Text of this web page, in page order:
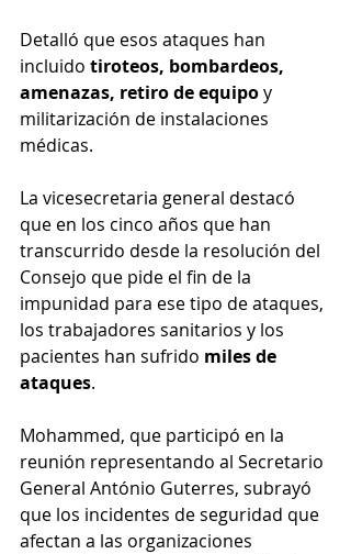
Detalló que esos ataques han
incluido tiroteos, bombardeos,
amenazas, retiro de equipo y
militarización de instalaciones
médicas.
La vicesecretaria general destacó
que en los cinco años que han
transcurrido desde la resolución del
Consejo que pide el fin de la
impunidad para ese tipo de ataques,
los trabajadores sanitarios y los
pacientes han sufrido miles de
ataques.
Mohammed, que participó en la
reunión representando al Secretario
General António Guterres, subrayó
que los incidentes de seguridad que
afectan a las organizaciones